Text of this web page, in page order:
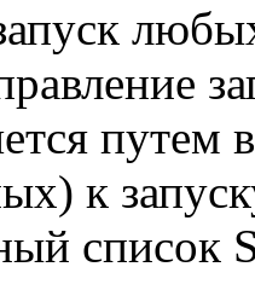
путем
к
список